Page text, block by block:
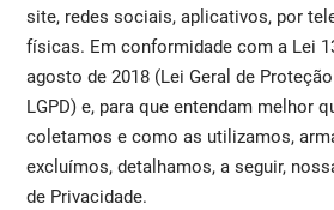
site, redes sociais, aplicativos, por
físicas. Em conformidade com a Lei
agosto de 2018 (Lei Geral de
LGPD) e, para que entendam melhor
coletamos e como as utilizamos,
excluímos, detalhamos, a seguir,
de Privacidade.